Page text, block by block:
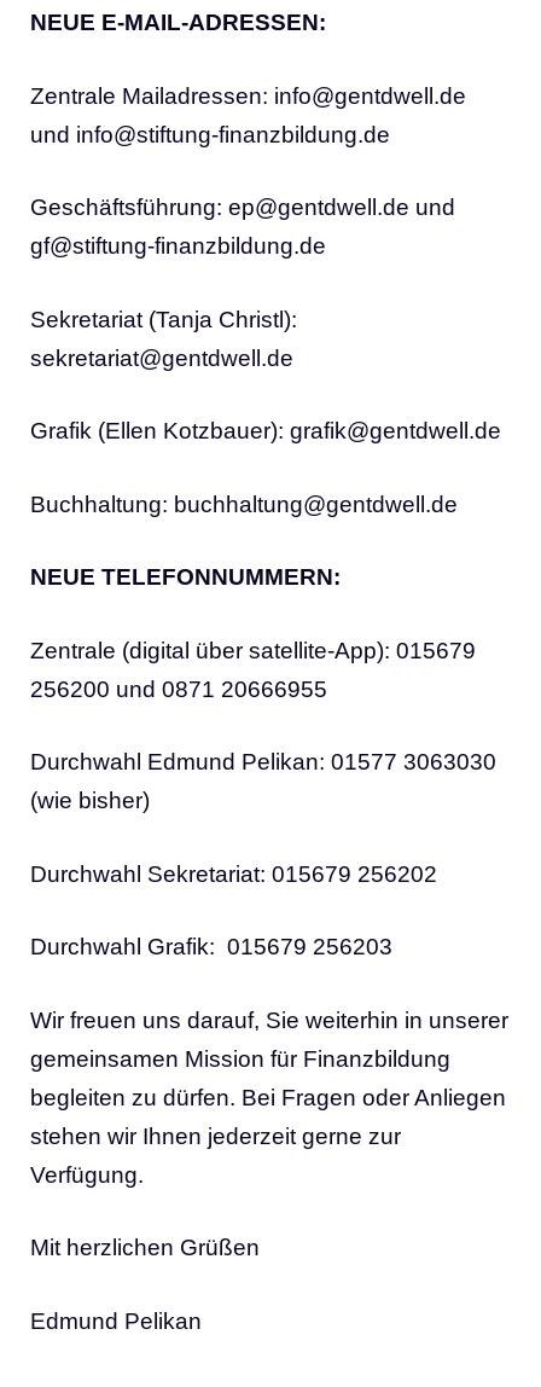
NEUE E-MAIL-ADRESSEN:
Zentrale Mailadressen: info@gentdwell.de
und info@stiftung-finanzbildung.de
Geschäftsführung: ep@gentdwell.de und
gf@stiftung-finanzbildung.de
Sekretariat (Tanja Christl):
sekretariat@gentdwell.de
Grafik (Ellen Kotzbauer): grafik@gentdwell.de
Buchhaltung: buchhaltung@gentdwell.de
NEUE TELEFONNUMMERN:
Zentrale (digital über satellite-App): 015679
256200 und 0871 20666955
Durchwahl Edmund Pelikan: 01577 3063030
(wie bisher)
Durchwahl Sekretariat: 015679 256202
Durchwahl Grafik: 015679 256203
Wir freuen uns darauf, Sie weiterhin in unserer
gemeinsamen Mission für Finanzbildung
begleiten zu dürfen. Bei Fragen oder Anliegen
stehen wir Ihnen jederzeit gerne zur
Verfügung.
Mit herzlichen Grüßen
Edmund Pelikan